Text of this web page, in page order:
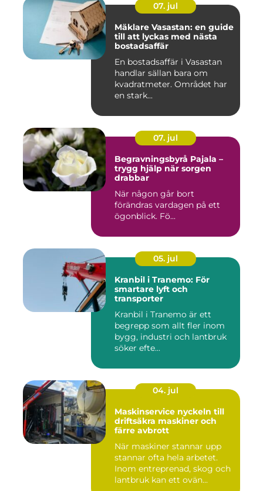
07. jul
Mäklare Vasastan: en guide
till att lyckas med nästa
bostadsaffär
En bostadsaffär i Vasastan
handlar sällan bara om
kvadratmeter. Området har
en stark...
07. jul
Begravningsbyrå Pajala –
trygg hjälp när sorgen
drabbar
När någon går bort
förändras vardagen på ett
ögonblick. Fö...
05. jul
Kranbil i Tranemo: För
smartare lyft och
transporter
Kranbil i Tranemo är ett
begrepp som allt fler inom
bygg, industri och lantbruk
söker efte...
04. jul
Maskinservice nyckeln till
driftsäkra maskiner och
färre avbrott
När maskiner stannar upp
stannar ofta hela arbetet.
Inom entreprenad, skog och
lantbruk kan ett ovän...